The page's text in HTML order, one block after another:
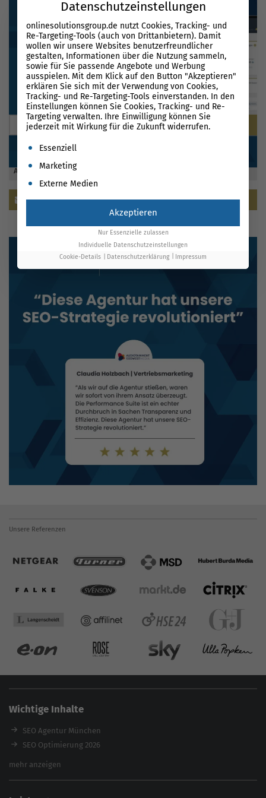
BLOG DURCHSUCHEN
ABONNIEREN SIE UNSEREN NEWSLETTER
Newsletter abonnieren
Unsere Referenzen
Wichtige Inhalte
SEO Agentur München
SEO Optimierung 2026
Backlink-Audit 2026
mehr anzeigen
Datenschutzeinstellungen
onlinesolutionsgroup.de nutzt Cookies, Tracking- und
Re-Targeting-Tools (auch von Drittanbietern). Damit
wollen wir unsere Websites benutzerfreundlicher
gestalten, Informationen über die Nutzung sammeln,
sowie für Sie passende Angebote und Werbung
ausspielen. Mit dem Klick auf den Button "Akzeptieren"
erklären Sie sich mit der Verwendung von Cookies,
Tracking- und Re-Targeting-Tools einverstanden. In den
Einstellungen können Sie Cookies, Tracking- und Re-
Targeting verwalten. Ihre Einwilligung können Sie
jederzeit mit Wirkung für die Zukunft widerrufen.
Es folgt eine Liste der Service-Gruppen, für die eine
Essenziell
Marketing
Externe Medien
Akzeptieren
Nur Essenzielle zulassen
Individuelle Datenschutzeinstellungen
Cookie-Details
Datenschutzerklärung Impressum